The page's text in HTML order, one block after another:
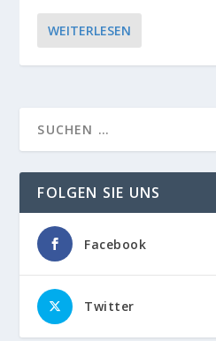
WEITERLESEN
FOLGEN SIE UNS
Facebook
Twitter